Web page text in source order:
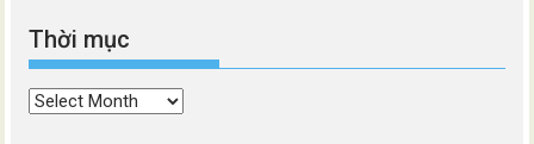
Thời mục
Thời